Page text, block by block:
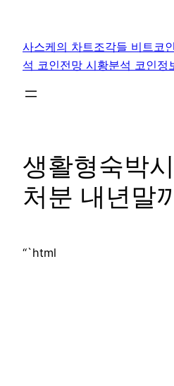
사스케의 차트조각들 비트코
석 코인전망 시황분석 코인정
생활형숙박
처분 내년말
“`html